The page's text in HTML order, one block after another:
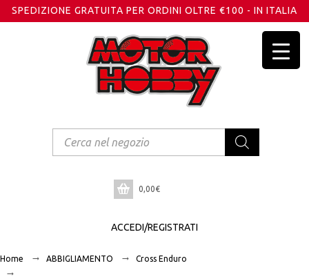
SPEDIZIONE GRATUITA PER ORDINI OLTRE €100 - IN ITALIA
Products
search
0,00€
ACCEDI/REGISTRATI
Home ABBIGLIAMENTO Cross Enduro